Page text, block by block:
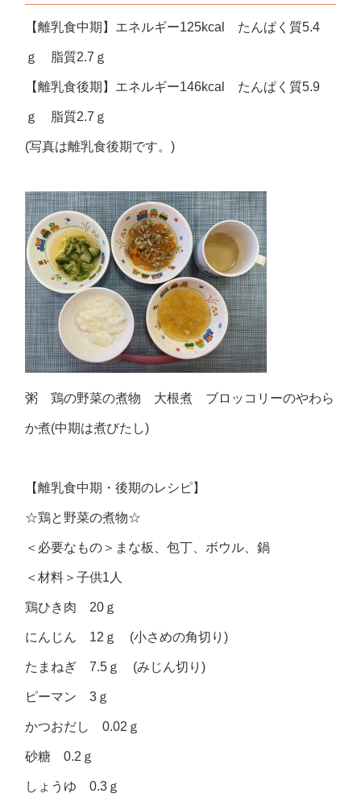
【離乳食中期】エネルギー125kcal たんぱく質5.4
ｇ 脂質2.7ｇ
【離乳食後期】エネルギー146kcal たんぱく質5.9
ｇ 脂質2.7ｇ
(写真は離乳食後期です。)
粥 鶏の野菜の煮物 大根煮 ブロッコリーのやわら
か煮(中期は煮びたし)
【離乳食中期・後期のレシピ】
☆鶏と野菜の煮物☆
＜必要なもの＞まな板、包丁、ボウル、鍋
＜材料＞子供1人
鶏ひき肉 20ｇ
にんじん 12ｇ (小さめの角切り)
たまねぎ 7.5ｇ (みじん切り)
ピーマン 3ｇ
かつおだし 0.02ｇ
砂糖 0.2ｇ
しょうゆ 0.3ｇ